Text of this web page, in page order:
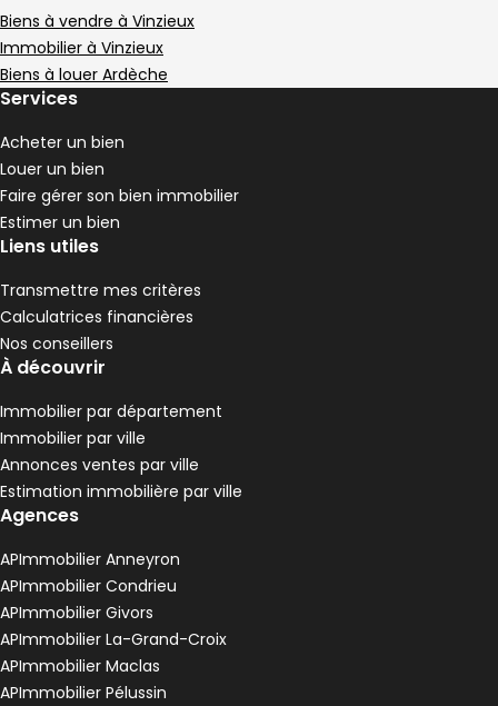
552 €
Serrières - 07340
Appartement • 2 pièces • 49 m²
DPE : 2 chambres
,
34 m² 2 pièces Serrières
Aller à l'image
Aller à l'image
Aller à l'image
Aller à l'image
454 €
Serrières - 07340
Appartement • 2 pièces • 34 m²
DPE :
,
116 m² 5 pièces Maclas
Aller à l'image1
Aller à l'image2
Aller à l'image3
Aller à l'image4
Aller à l'image5
Biens à vendre à Vinzieux
Immobilier à Vinzieux
Biens à louer Ardèche
Services
Acheter un bien
Louer un bien
Faire gérer son bien immobilier
Estimer un bien
Liens utiles
Transmettre mes critères
Calculatrices financières
Nos conseillers
À découvrir
Immobilier par département
Immobilier par ville
Annonces ventes par ville
Estimation immobilière par ville
Agences
APImmobilier Anneyron
APImmobilier Condrieu
APImmobilier Givors
APImmobilier La-Grand-Croix
APImmobilier Maclas
APImmobilier Pélussin